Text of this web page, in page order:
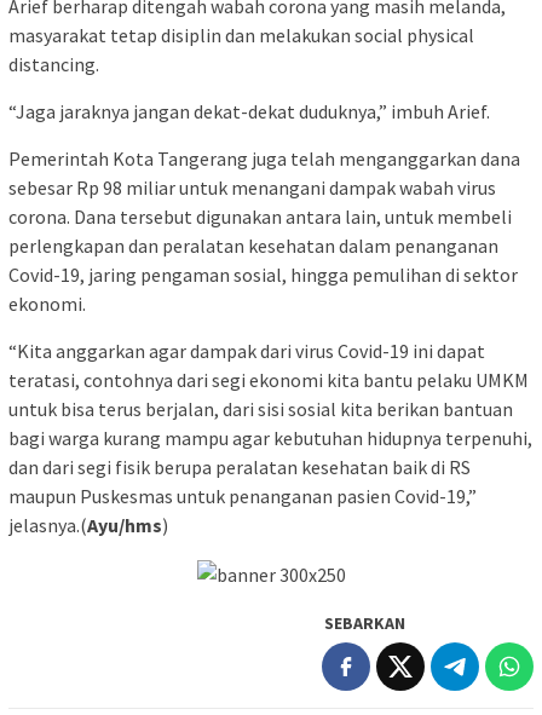
Arief berharap ditengah wabah corona yang masih melanda,
masyarakat tetap disiplin dan melakukan social physical
distancing.
“Jaga jaraknya jangan dekat-dekat duduknya,” imbuh Arief.
Pemerintah Kota Tangerang juga telah menganggarkan dana
sebesar Rp 98 miliar untuk menangani dampak wabah virus
corona. Dana tersebut digunakan antara lain, untuk membeli
perlengkapan dan peralatan kesehatan dalam penanganan
Covid-19, jaring pengaman sosial, hingga pemulihan di sektor
ekonomi.
“Kita anggarkan agar dampak dari virus Covid-19 ini dapat
teratasi, contohnya dari segi ekonomi kita bantu pelaku UMKM
untuk bisa terus berjalan, dari sisi sosial kita berikan bantuan
bagi warga kurang mampu agar kebutuhan hidupnya terpenuhi,
dan dari segi fisik berupa peralatan kesehatan baik di RS
maupun Puskesmas untuk penanganan pasien Covid-19,”
jelasnya.(Ayu/hms)
SEBARKAN